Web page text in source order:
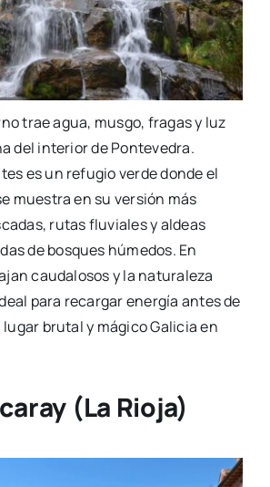
trae agua, musgo, fragas y luz
del interior de Pontevedra.
es un refugio verde donde el
muestra en su versión más
rutas fluviales y aldeas
de bosques húmedos. En
caudalosos y la naturaleza
para recargar energía antes de
brutal y mágico Galicia en
(La Rioja)